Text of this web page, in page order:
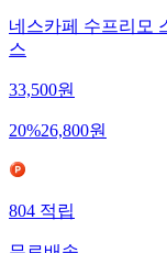
네스카페 수프리모
스
33,500원
20%26,800원
804적립